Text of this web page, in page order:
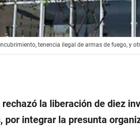
tenencia ilegal de armas de fuego, y
rechazó la liberación de diez
integrar la presunta